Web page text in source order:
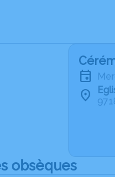
obsèques